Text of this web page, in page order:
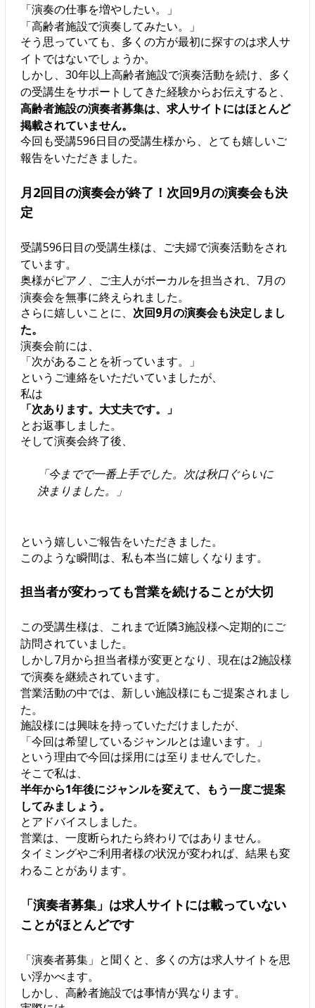
「演奏の仕事を増やしたい。」
「高齢者施設で演奏してみたい。」
そう思っていても、多くの方が最初に探すのは求人サ
イトではないでしょうか。
しかし、30年以上高齢者施設で演奏活動を続け、多く
の受講生をサポートしてきた経験からお伝えすると、
高齢者施設の演奏者募集は、求人サイトにはほとんど
掲載されていません。
今回も受講596日目の受講生様から、とても嬉しいご
報告をいただきました。
月2回目の演奏会が終了！次回9月の演奏会も決
定
受講596日目の受講生様は、ご夫婦で演奏活動をされ
ています。
奥様がピアノ、ご主人がボーカルを担当され、7月の
演奏会を無事に終えられました。
さらに嬉しいことに、 次回9月の演奏会も決定しまし
た。
演奏会前には、
「次があることを祈っています。」
というご連絡をいただいていましたが、
私は
「次あります。大丈夫です。」
とお返事しました。
そして演奏会終了後、
「今までで一番上手でした。次は秋口ぐらいに
決まりました。」
という嬉しいご報告をいただきました。
このような瞬間は、私も本当に嬉しくなります。
担当者が変わっても営業を続けることが大切
この受講生様は、これまで近隣3施設様へ定期的にご
訪問されていました。
しかし7月から担当者様が変更となり、現在は2施設様
で演奏を継続されています。
営業活動の中では、新しい施設様にもご提案されまし
た。
施設様には興味を持っていただけましたが、
「今回は希望しているジャンルとは違います。」
という理由で今回は採用には至りませんでした。
そこで私は、
半年から1年後にジャンルを変えて、もう一度ご提案
してみましょう。
とアドバイスしました。
営業は、一度断られたら終わりではありません。
タイミングやご利用者様の状況が変われば、結果も変
わることがあります。
「演奏者募集」は求人サイトには載っていない
ことがほとんどです
「演奏者募集」と聞くと、多くの方は求人サイトを思
い浮かべます。
しかし、高齢者施設では事情が異なります。